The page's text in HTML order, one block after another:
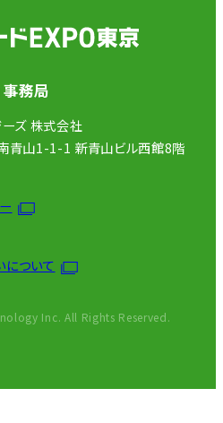
事務局
ーズ 株式会社
青山1-1-1 新青山ビル西館8階
ついて
Inc. All Rights Reserved.